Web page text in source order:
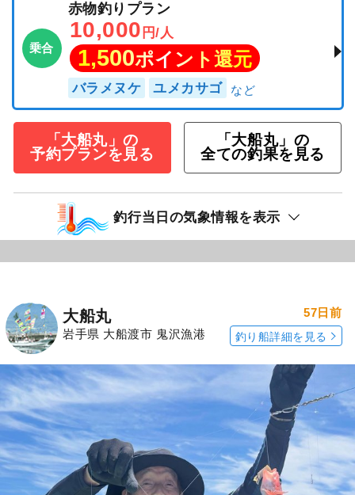
乗合
赤物釣りプラン
10,000 円/人
1,500ポイント還元
バラメヌケ ユメカサゴ
「大船丸」の
予約プランを見る
「大船丸」の
全ての釣果を見る
釣行当日の気象情報を表示
大船丸
岩手県 大船渡市 鬼沢漁港
57日前
釣り船詳細を見る